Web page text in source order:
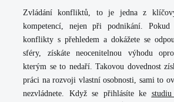
Zvládání konfliktů, to je jedna z
kompetencí, nejen při podnikání. Pokud
konflikty s přehledem a dokážete se
sféry, získáte neocenitelnou výhodu
kterým se to nedaří. Takovou dovednost
práci na rozvoji vlastní osobnosti, sami to
nezvládnete. Když se přihlásíte ke